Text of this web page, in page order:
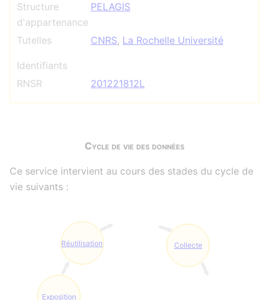
Structure
d'appartenance
PELAGIS
Tutelles CNRS, La Rochelle Université
Identifiants
RNSR
201221812L
Cycle de vie des données
Ce service intervient au cours des stades du cycle de
vie suivants :
Collecte
Exposition
Réutilisation